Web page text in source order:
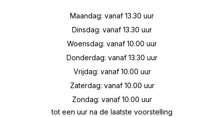
Maandag: vanaf 13.30 uur
Dinsdag: vanaf 13.30 uur
Woensdag: vanaf 10.00 uur
Donderdag: vanaf 13.30 uur
Vrijdag: vanaf 10.00 uur
Zaterdag: vanaf 10.00 uur
Zondag: vanaf 10.00 uur
tot een uur na de laatste voorstelling